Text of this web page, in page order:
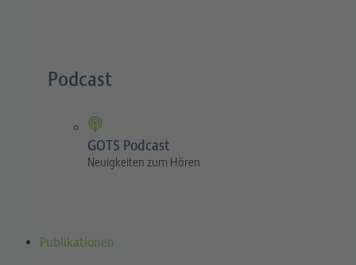
Podcast
GOTS Podcast
Neuigkeiten zum Hören
Publikationen